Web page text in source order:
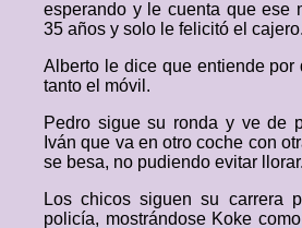
esperando y le cuenta que ese
35 años y solo le felicitó el cajero.
Alberto le dice que entiende por
tanto el móvil.
Pedro sigue su ronda y ve de
Iván que va en otro coche con
se besa, no pudiendo evitar llorar.
Los chicos siguen su carrera
policía, mostrándose Koke